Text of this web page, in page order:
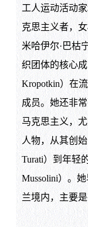
工人运动活动
克思主义者，
米哈伊尔·巴枯
织团体的核心
Kropotkin）在
成员。她还非
马克思主义，
人物，从其创
Turati）到年轻
Mussolini）。
兰境内，主要